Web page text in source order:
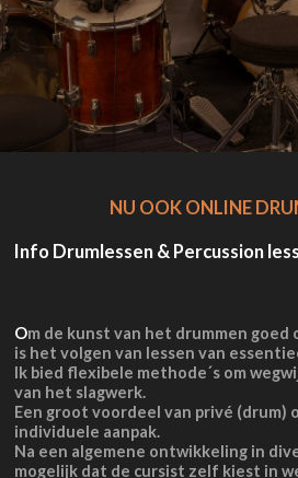
NU OOK ONLINE
Info Drumlessen & Percussion
Om de kunst van het drummen
is het volgen van lessen van
Ik bied flexibele methode´s om
van het slagwerk.
Een groot voordeel van privé (drum)
individuele aanpak.
Na een algemene ontwikkeling in
mogelijk dat de cursist zelf kiest in